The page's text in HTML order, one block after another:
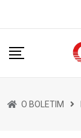
O BOLETIM